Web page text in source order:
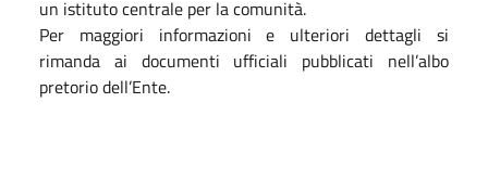
un istituto centrale per la comunità.
Per maggiori informazioni e ulteriori dettagli si
rimanda ai documenti ufficiali pubblicati nell’albo
pretorio dell’Ente.